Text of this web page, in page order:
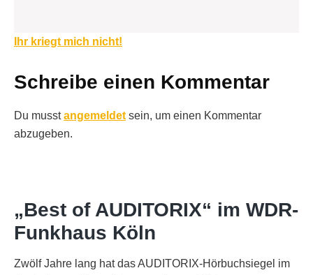
Beitragsnavigation
Ihr kriegt mich nicht!
Schreibe einen Kommentar
Du musstangemeldet sein, um einen Kommentar
abzugeben.
„Best of AUDITORIX“ im WDR-
Funkhaus Köln
Zwölf Jahre lang hat das AUDITORIX-Hörbuchsiegel im